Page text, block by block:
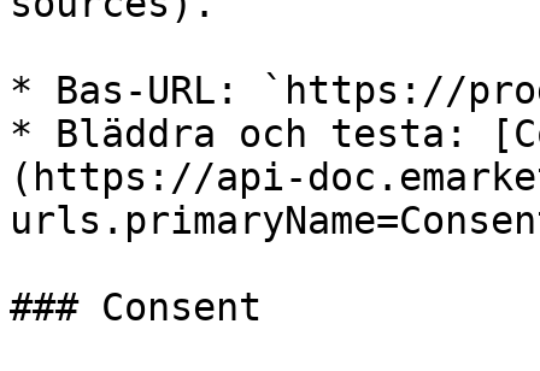
* Bas-URL: `https://
* Bläddra och testa:
(https://api-
### Consent